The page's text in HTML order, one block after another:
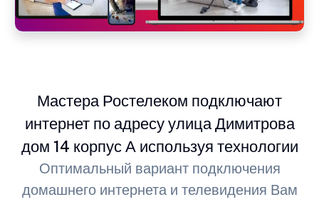
Мастера Ростелеком подключают
интернет по адресу улица Димитрова
дом 14 корпус А используя технологии
Оптимальный вариант подключения
домашнего интернета и телевидения Вам